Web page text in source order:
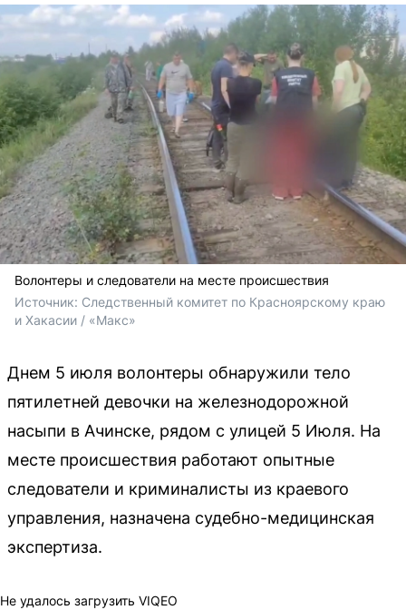
Волонтеры и следователи на месте происшествия
Источник: Следственный комитет по Красноярскому краю
и Хакасии / «Макс»
Днем 5 июля волонтеры обнаружили тело
пятилетней девочки на железнодорожной
насыпи в Ачинске, рядом с улицей 5 Июля. На
месте происшествия работают опытные
следователи и криминалисты из краевого
управления, назначена судебно-медицинская
экспертиза.
Не удалось загрузить VIQEO